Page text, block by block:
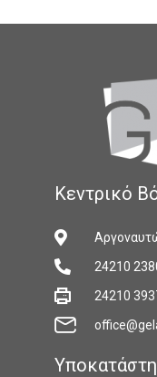
Κεντρικό
24210
24210